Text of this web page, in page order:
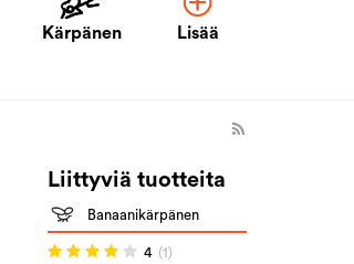
Kärpänen Lisää
Liittyviä tuotteita
Banaanikärpänen
4 (1)